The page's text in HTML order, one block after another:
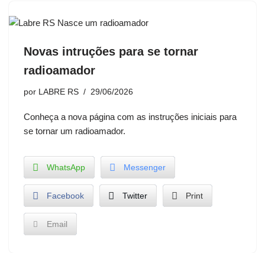
Novas intruções para se tornar
radioamador
por LABRE RS 29/06/2026
Conheça a nova página com as instruções iniciais para
se tornar um radioamador.
WhatsApp Messenger
Facebook Twitter Print
Email